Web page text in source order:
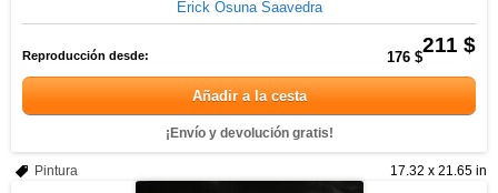
Erick Osuna Saavedra
211 $
Reproducción desde: 176 $
Añadir a la cesta
¡Envío y devolución gratis!
17.32 x 21.65 in
Pintura